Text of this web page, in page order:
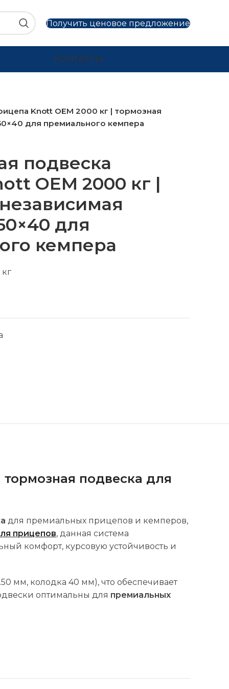
Получить ценовое предложение
КОНТАКТЫ
Knott OEM 2000 кг | тормозная
для премиального кемпера
подвеска
OEM 2000 кг |
для
кемпера
подвеска для
для премиальных прицепов и кемперов,
прицепов, данная система
комфорт, курсовую устойчивость и
мм, колодка 40 мм), что обеспечивает
оптимальны для премиальных